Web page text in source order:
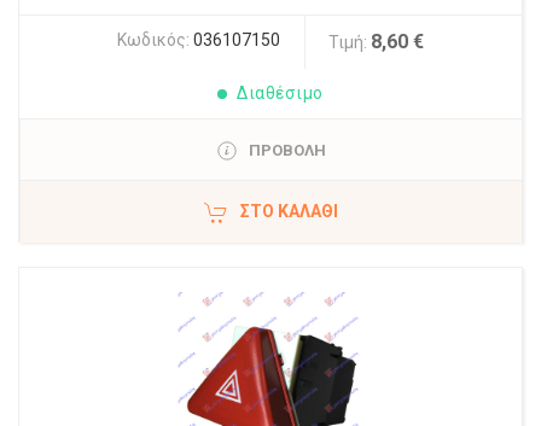
Κωδικός: 036107150 Τιμή: 8,60 €
Διαθέσιμο
ΠΡΟΒΟΛΗ
ΣΤΟ ΚΑΛΆΘΙ